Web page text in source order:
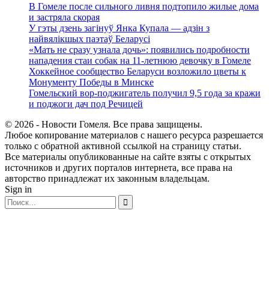
В Гомеле после сильного ливня подтопило жилые дома
и застряла скорая
У гэты дзень загінуў Янка Купала — адзін з
найвялікшых паэтаў Беларусі
«Мать не сразу узнала дочь»: появились подробности
нападения стаи собак на 11-летнюю девочку в Гомеле
Хоккейное сообщество Беларуси возложило цветы к
Монументу Победы в Минске
Гомельский вор-поджигатель получил 9,5 года за кражи
и поджоги дач под Речицей
© 2026 - Новости Гомеля. Все права защищены.
Любое копирование материалов с нашего ресурса разрешается
только с обратной активной ссылкой на страницу статьи.
Все материалы опубликованные на сайте взяты с открытых
источников и других порталов интернета, все права на
авторство принадлежат их законным владельцам.
Sign in